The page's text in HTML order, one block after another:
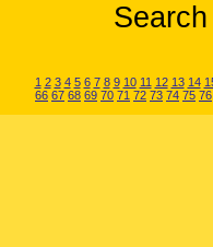
1 2 3 4 5 6 7 8 9 10 11 12 13 14
66 67 68 69 70 71 72 73 74 75 76